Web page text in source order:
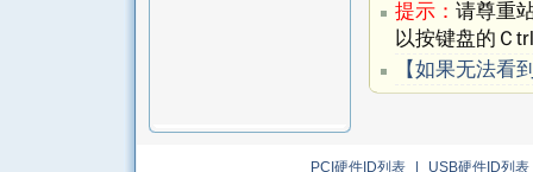
提示： 请尊重
以按键盘的Ｃ
【如果无法看
PCI硬件ID列表 USB硬件ID列表